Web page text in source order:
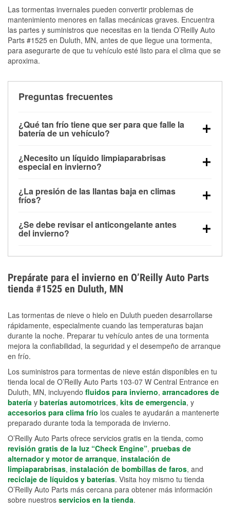
Las tormentas invernales pueden convertir problemas de
mantenimiento menores en fallas mecánicas graves. Encuentra
las partes y suministros que necesitas en la tienda O’Reilly Auto
Parts #1525 en Duluth, MN, antes de que llegue una tormenta,
para asegurarte de que tu vehículo esté listo para el clima que se
aproxima.
Preguntas frecuentes
¿Qué tan frío tiene que ser para que falle la
batería de un vehículo?
debajo de los 32 °F y puede perder hasta la mitad de
su potencia de arranque cerca de los 0 °F, lo que
arranque.
¿Necesito un líquido limpiaparabrisas
especial en invierno?
la congelación y ayuda a disolver la sal y la nieve
derretida en la carretera para mejorar la visibilidad.
¿La presión de las llantas baja en climas
fríos?
alrededor de 1 PSI por cada 10 °F que baja la
temperatura. Puedes obtener más información sobre
¿Se debe revisar el anticongelante antes
del invierno?
el sobrecalentamiento en condiciones de frío
extremo. Aprende cómo comprobar la protección
anticongelante en nuestra sección How-To.
Prepárate para el invierno en O’Reilly Auto Parts
tienda #1525 en Duluth, MN
Las tormentas de nieve o hielo en Duluth pueden desarrollarse
rápidamente, especialmente cuando las temperaturas bajan
durante la noche. Preparar tu vehículo antes de una tormenta
mejora la confiabilidad, la seguridad y el desempeño de arranque
en frío.
Los suministros para tormentas de nieve están disponibles en tu
tienda local de O’Reilly Auto Parts 103-07 W Central Entrance en
Duluth, MN, incluyendo fluidos para invierno, arrancadores de
batería y baterías automotrices, kits de emergencia, y
accesorios para clima frío los cuales te ayudarán a mantenerte
preparado durante toda la temporada de invierno.
O’Reilly Auto Parts ofrece servicios gratis en la tienda, como
revisión gratis de la luz “Check Engine”, pruebas de
alternador y motor de arranque, instalación de
limpiaparabrisas, instalación de bombillas de faros, and
reciclaje de líquidos y baterías. Visita hoy mismo tu tienda
O’Reilly Auto Parts más cercana para obtener más información
sobre nuestros servicios en la tienda.